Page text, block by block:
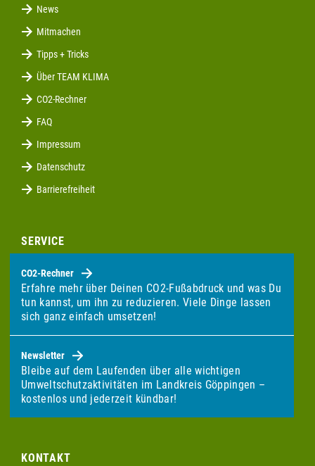
News
Mitmachen
Tipps + Tricks
Über TEAM KLIMA
CO2-Rechner
FAQ
Impressum
Datenschutz
Barrierefreiheit
SERVICE
CO2-Rechner
Erfahre mehr über Deinen CO2-Fußabdruck und was Du
tun kannst, um ihn zu reduzieren. Viele Dinge lassen
sich ganz einfach umsetzen!
Newsletter
Bleibe auf dem Laufenden über alle wichtigen
Umweltschutzaktivitäten im Landkreis Göppingen –
kostenlos und jederzeit kündbar!
KONTAKT